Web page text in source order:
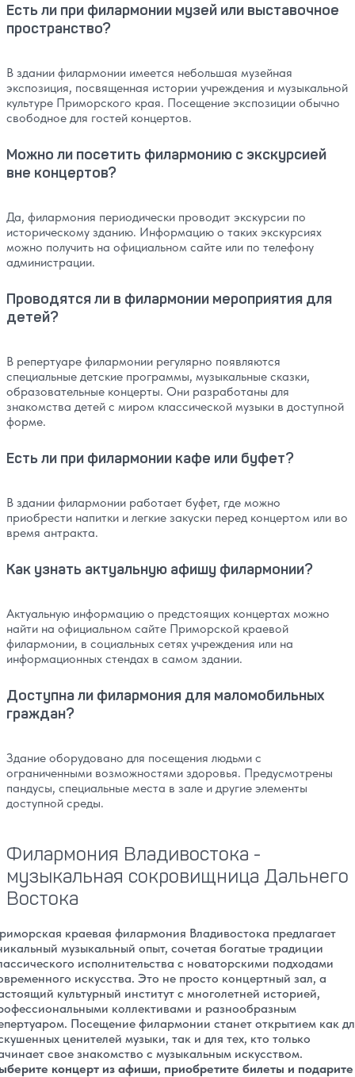
Есть ли при филармонии музей или выставочное
пространство?
В здании филармонии имеется небольшая музейная
экспозиция, посвященная истории учреждения и музыкальной
культуре Приморского края. Посещение экспозиции обычно
свободное для гостей концертов.
Можно ли посетить филармонию с экскурсией
вне концертов?
Да, филармония периодически проводит экскурсии по
историческому зданию. Информацию о таких экскурсиях
можно получить на официальном сайте или по телефону
администрации.
Проводятся ли в филармонии мероприятия для
детей?
В репертуаре филармонии регулярно появляются
специальные детские программы, музыкальные сказки,
образовательные концерты. Они разработаны для
знакомства детей с миром классической музыки в доступной
форме.
Есть ли при филармонии кафе или буфет?
В здании филармонии работает буфет, где можно
приобрести напитки и легкие закуски перед концертом или во
время антракта.
Как узнать актуальную афишу филармонии?
Актуальную информацию о предстоящих концертах можно
найти на официальном сайте Приморской краевой
филармонии, в социальных сетях учреждения или на
информационных стендах в самом здании.
Доступна ли филармония для маломобильных
граждан?
Здание оборудовано для посещения людьми с
ограниченными возможностями здоровья. Предусмотрены
пандусы, специальные места в зале и другие элементы
доступной среды.
Филармония Владивостока -
музыкальная сокровищница Дальнего
Востока
краевая филармония Владивостока предлагает
музыкальный опыт, сочетая богатые традиции
исполнительства с новаторскими подходами
искусства. Это не просто концертный зал, а
культурный институт с многолетней историей,
коллективами и разнообразным
Посещение филармонии станет открытием как
ценителей музыки, так и для тех, кто только
свое знакомство с музыкальным искусством.
концерт из афиши, приобретите билеты и подарите